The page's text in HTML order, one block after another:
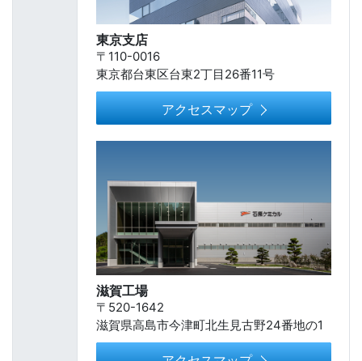
東京支店
〒110-0016
東京都台東区台東2丁目26番11号
アクセスマップ
滋賀工場
〒520-1642
滋賀県高島市今津町北生見古野24番地の1